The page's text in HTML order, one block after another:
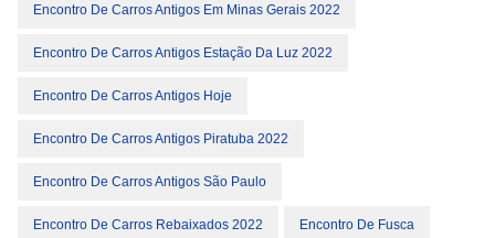
Encontro De Carros Antigos Em Minas Gerais 2022
Encontro De Carros Antigos Estação Da Luz 2022
Encontro De Carros Antigos Hoje
Encontro De Carros Antigos Piratuba 2022
Encontro De Carros Antigos São Paulo
Encontro De Carros Rebaixados 2022 Encontro De Fusca